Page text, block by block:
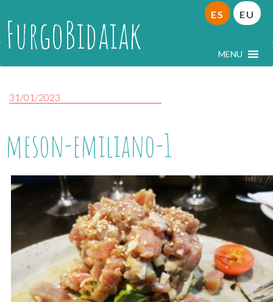
FurgoBidaiak MENU
ES EU
31/01/2023
meson-emiliano-1